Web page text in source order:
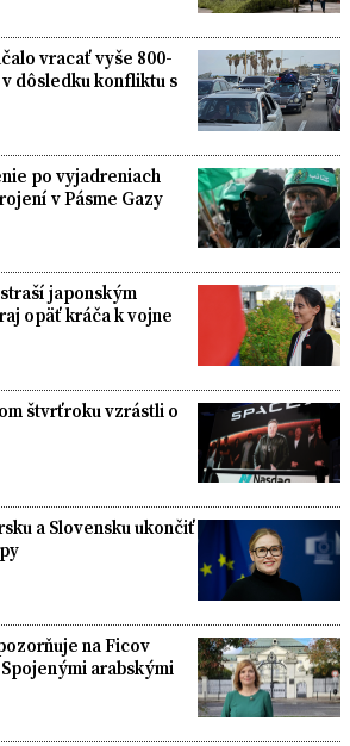
vracať vyše 800-
dôsledku konfliktu s
po vyjadreniach
v Pásme Gazy
japonským
opäť kráča k vojne
štvrťroku vzrástli o
a Slovensku ukončiť
na Ficov
arabskými